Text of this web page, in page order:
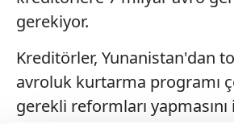
gerekiyor.
Kreditörler, Yunanistan'dan
avroluk kurtarma programı
gerekli reformları yapmasını